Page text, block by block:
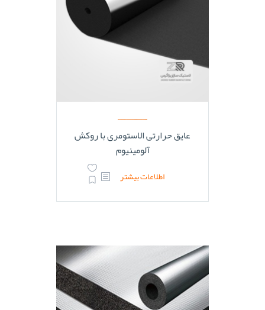
عایق حرارتی الاستومری با روکش
آلومینیوم
اطلاعات بیشتر